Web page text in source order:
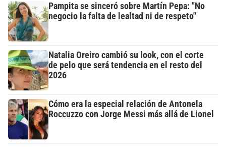
Pampita se sinceró sobre Martín Pepa: "No
negocio la falta de lealtad ni de respeto"
Natalia Oreiro cambió su look, con el corte
de pelo que será tendencia en el resto del
2026
Cómo era la especial relación de Antonela
Roccuzzo con Jorge Messi más allá de Lionel